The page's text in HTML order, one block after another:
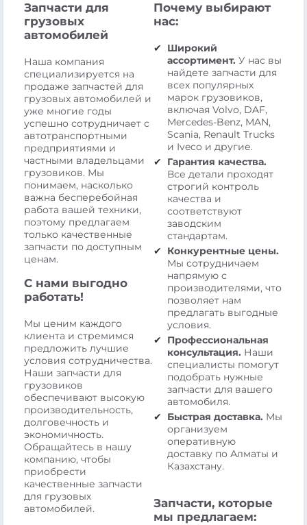
Запчасти для
грузовых
автомобилей
Наша компания
специализируется на
продаже запчастей для
грузовых автомобилей и
уже многие годы
успешно сотрудничает с
автотранспортными
предприятиями и
частными владельцами
грузовиков. Мы
понимаем, насколько
важна бесперебойная
работа вашей техники,
поэтому предлагаем
только качественные
запчасти по доступным
ценам.
С нами выгодно
работать!
Мы ценим каждого
клиента и стремимся
предложить лучшие
условия сотрудничества.
Наши запчасти для
грузовиков
обеспечивают высокую
производительность,
долговечность и
экономичность.
Обращайтесь в нашу
компанию, чтобы
приобрести
качественные запчасти
для грузовых
автомобилей.
Почему выбирают
нас:
Широкий
ассортимент. У нас вы
найдете запчасти для
всех популярных
марок грузовиков,
включая Volvo, DAF,
Mercedes-Benz, MAN,
Scania, Renault Trucks
и Iveco и другие.
Гарантия качества.
Все детали проходят
строгий контроль
качества и
соответствуют
заводским
стандартам.
Конкурентные цены.
Мы сотрудничаем
напрямую с
производителями, что
позволяет нам
предлагать выгодные
условия.
Профессиональная
консультация. Наши
специалисты помогут
подобрать нужные
запчасти для вашего
автомобиля.
Быстрая доставка. Мы
организуем
оперативную
доставку по Алматы и
Казахстану.
Запчасти, которые
мы предлагаем: